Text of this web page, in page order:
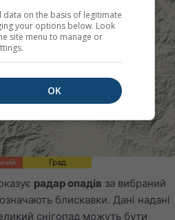
Град
радар опадів за вибраний
блискавки. Дані надані
снігопад можуть бути
on the basis of legitimate
your options below. Look
site menu to manage or
OK